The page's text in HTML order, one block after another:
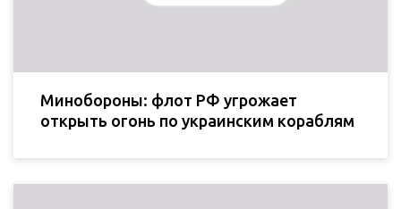
Минобороны: флот РФ угрожает
открыть огонь по украинским кораблям